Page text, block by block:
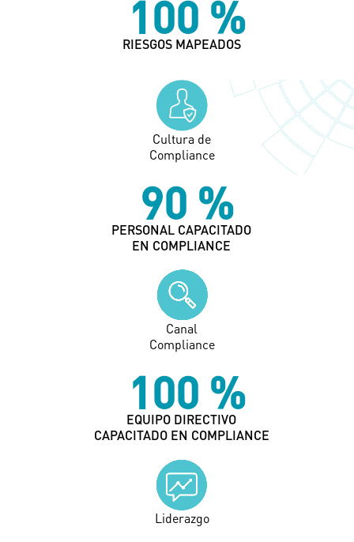
100 %
RIESGOS MAPEADOS
Cultura de
Compliance
90 %
PERSONAL CAPACITADO
EN COMPLIANCE
Canal
Compliance
100 %
EQUIPO DIRECTIVO
CAPACITADO EN COMPLIANCE
Liderazgo